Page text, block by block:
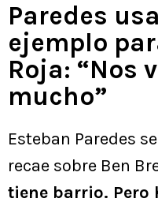
Paredes
ejemplo
Roja: “Nos
mucho”
Esteban Paredes
recae sobre Ben
tiene barrio. Pero